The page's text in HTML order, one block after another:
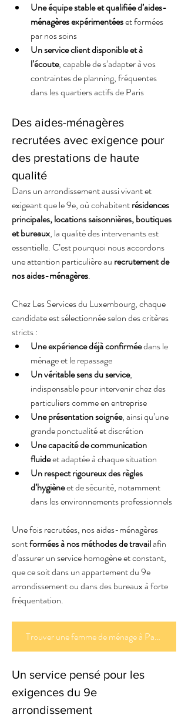
Une équipe stable et qualifiée d’aides-
ménagères expérimentées et formées
par nos soins
Un service client disponible et à
l’écoute, capable de s’adapter à vos
contraintes de planning, fréquentes
dans les quartiers actifs de Paris
Des aides-ménagères
recrutées avec exigence pour
des prestations de haute
qualité
Dans un arrondissement aussi vivant et
exigeant que le 9e, où cohabitent résidences
principales, locations saisonnières, boutiques
et bureaux, la qualité des intervenants est
essentielle. C’est pourquoi nous accordons
une attention particulière au recrutement de
nos aides-ménagères.
Chez Les Services du Luxembourg, chaque
candidate est sélectionnée selon des critères
stricts :
Une expérience déjà confirmée dans le
ménage et le repassage
Un véritable sens du service,
indispensable pour intervenir chez des
particuliers comme en entreprise
Une présentation soignée, ainsi qu’une
grande ponctualité et discrétion
Une capacité de communication
fluide et adaptée à chaque situation
Un respect rigoureux des règles
d’hygiène et de sécurité, notamment
dans les environnements professionnels
Une fois recrutées, nos aides-ménagères
sont formées à nos méthodes de travail afin
d’assurer un service homogène et constant,
que ce soit dans un appartement du 9e
arrondissement ou dans des bureaux à forte
fréquentation.
Trouver une femme de ménage à Paris
Un service pensé pour les
exigences du 9e
arrondissement